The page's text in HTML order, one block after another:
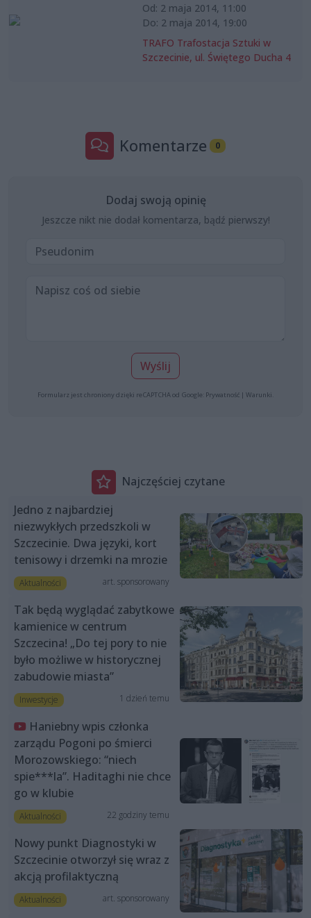
Od: 2 maja 2014, 11:00
Do: 2 maja 2014, 19:00
TRAFO Trafostacja Sztuki w
Szczecinie, ul. Świętego Ducha 4
Komentarze 0
Dodaj swoją opinię
Jeszcze nikt nie dodał komentarza, bądź pierwszy!
Wyślij
Formularz jest chroniony dzięki reCAPTCHA od Google: Prywatność | Warunki
Najczęściej czytane
Jedno z najbardziej
niezwykłych przedszkoli w
Szczecinie. Dwa języki, kort
tenisowy i drzemki na mrozie
Aktualności art. sponsorowany
Tak będą wyglądać zabytkowe
kamienice w centrum
Szczecina! „Do tej pory to nie
było możliwe w historycznej
zabudowie miasta”
Inwestycje 1 dzień temu
Haniebny wpis członka
zarządu Pogoni po śmierci
Morozowskiego: “niech
spie***la”. Haditaghi nie chce
go w klubie
Aktualności 22 godziny temu
Nowy punkt Diagnostyki w
Szczecinie otworzył się wraz z
akcją profilaktyczną
Aktualności art. sponsorowany